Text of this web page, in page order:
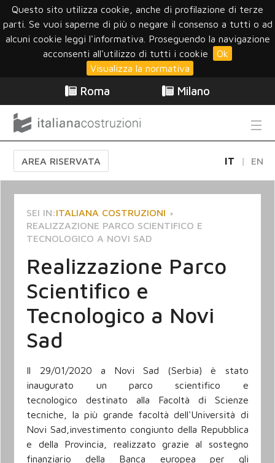
Questo sito utilizza cookie, anche di profilazione di terze
parti. Se vuoi saperne di più o negare il consenso a tutti o ad
alcuni cookie leggi l'informativa. Proseguendo la navigazione
acconsenti all'utilizzo di tutti i cookie
Ok
Visualizza la normativa
Roma Milano
AREA RISERVATA IT EN
SEI IN:ITALIANA COSTRUZIONI
REALIZZAZIONE PARCO SCIENTIFICO E
TECNOLOGICO A NOVI SAD
Realizzazione Parco
Scientifico e
Tecnologico a Novi
Sad
Il 29/01/2020 a Novi Sad (Serbia) è stato
inaugurato un parco scientifico e
tecnologico destinato alla Facoltà di Scienze
tecniche, la più grande facoltà dell'Università di
Novi Sad,investimento congiunto della Repubblica
e della Provincia, realizzato grazie al sostegno
finanziario della Banca europea per gli